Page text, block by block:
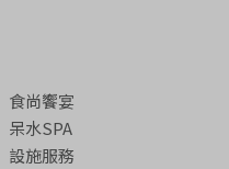
食尚饗宴
呆水SPA
設施服務